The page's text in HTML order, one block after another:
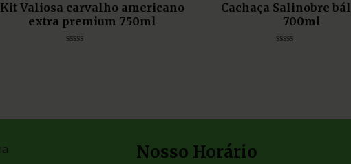
Kit Valiosa carvalho americano
extra premium 750ml
Cachaça Salinobre
700ml
Nosso Horário